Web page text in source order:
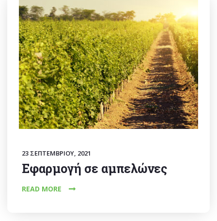
23 ΣΕΠΤΕΜΒΡΊΟΥ, 2021
Εφαρμογή σε αμπελώνες
READ MORE